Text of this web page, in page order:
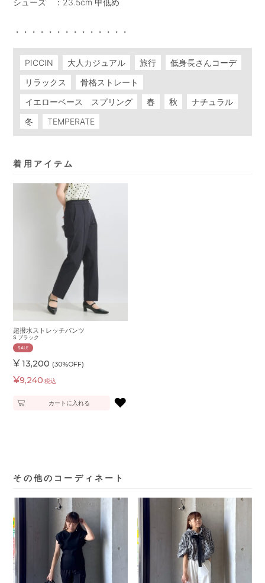
・・・・・・・・・・・・・・
PICCIN 大人カジュアル 旅行
低身長さんコーデ
リラックス
骨格ストレート
イエローベース スプリング
春 秋
ナチュラル
冬
TEMPERATE
着用アイテム
超撥水ストレッチパンツ
S ブラック
SALE
¥ 13,200 (30%OFF)
¥9,240 税込
カートに入れる ♥
その他のコーディネート